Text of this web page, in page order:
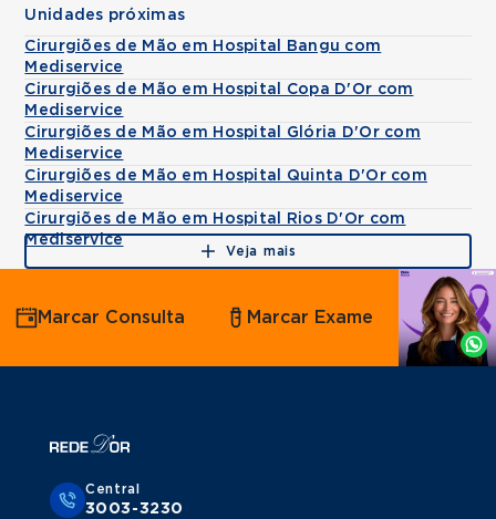
Unidades próximas
Cirurgiões de Mão em Hospital Bangu com
Mediservice
Cirurgiões de Mão em Hospital Copa D'Or com
Mediservice
Cirurgiões de Mão em Hospital Glória D'Or com
Mediservice
Cirurgiões de Mão em Hospital Quinta D'Or com
Mediservice
Cirurgiões de Mão em Hospital Rios D'Or com
Mediservice
Veja mais
Agende
por
Whatsapp
Marcar Consulta Marcar Exame
Central
3003-3230